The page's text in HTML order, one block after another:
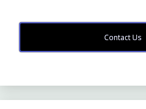
Contact Us